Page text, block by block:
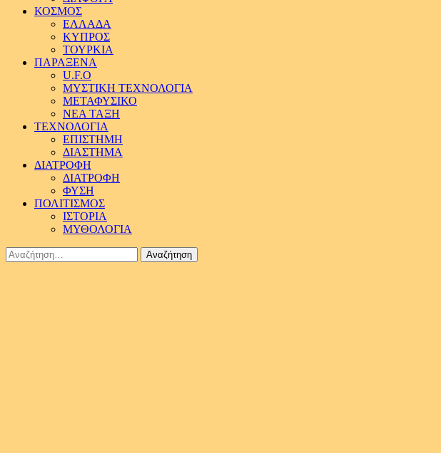
ΚΟΣΜΟΣ
ΕΛΛΑΔΑ
ΚΥΠΡΟΣ
ΤΟΥΡΚΙΑ
ΠΑΡΑΞΕΝΑ
U.F.O
ΜΥΣΤΙΚΗ ΤΕΧΝΟΛΟΓΙΑ
ΜΕΤΑΦΥΣΙΚΟ
ΝΕΑ ΤΑΞΗ
ΤΕΧΝΟΛΟΓΙΑ
ΕΠΙΣΤΗΜΗ
ΔΙΑΣΤΗΜΑ
ΔΙΑΤΡΟΦΗ
ΔΙΑΤΡΟΦΗ
ΦΥΣΗ
ΠΟΛΙΤΙΣΜΟΣ
ΙΣΤΟΡΙΑ
ΜΥΘΟΛΟΓΙΑ
Αναζήτηση
για: